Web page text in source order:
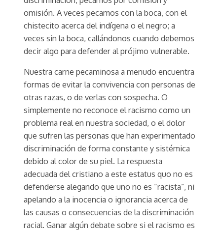
omisión. A veces pecamos con la boca, con el
chistecito acerca del indígena o el negro; a
veces sin la boca, callándonos cuando debemos
decir algo para defender al prójimo vulnerable.
Nuestra carne pecaminosa a menudo encuentra
formas de evitar la convivencia con personas de
otras razas, o de verlas con sospecha. O
simplemente no reconoce el racismo como un
problema real en nuestra sociedad, o el dolor
que sufren las personas que han experimentado
discriminación de forma constante y sistémica
debido al color de su piel. La respuesta
adecuada del cristiano a este estatus quo no es
defenderse alegando que uno no es “racista”, ni
apelando a la inocencia o ignorancia acerca de
las causas o consecuencias de la discriminación
racial. Ganar algún debate sobre si el racismo es